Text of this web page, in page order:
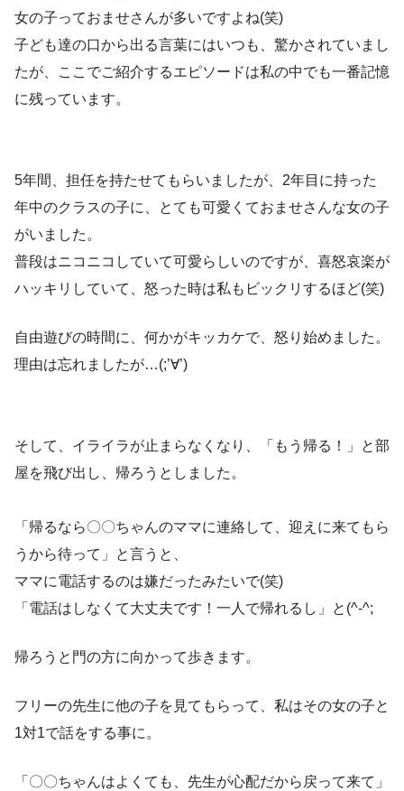
女の子っておませさんが多いですよね(笑)
子ども達の口から出る言葉にはいつも、驚かされていまし
たが、ここでご紹介するエピソードは私の中でも一番記憶
に残っています。
5年間、担任を持たせてもらいましたが、2年目に持った
年中のクラスの子に、とても可愛くておませさんな女の子
がいました。
普段はニコニコしていて可愛らしいのですが、喜怒哀楽が
ハッキリしていて、怒った時は私もビックリするほど(笑)
自由遊びの時間に、何かがキッカケで、怒り始めました。
理由は忘れましたが…(;’∀’)
そして、イライラが止まらなくなり、「もう帰る！」と部
屋を飛び出し、帰ろうとしました。
「帰るなら〇〇ちゃんのママに連絡して、迎えに来てもら
うから待って」と言うと、
ママに電話するのは嫌だったみたいで(笑)
「電話はしなくて大丈夫です！一人で帰れるし」と(^-^;
帰ろうと門の方に向かって歩きます。
フリーの先生に他の子を見てもらって、私はその女の子と
1対1で話をする事に。
「〇〇ちゃんはよくても、先生が心配だから戻って来て」